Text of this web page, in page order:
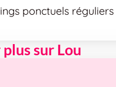
ponctuels réguliers
sur Lou